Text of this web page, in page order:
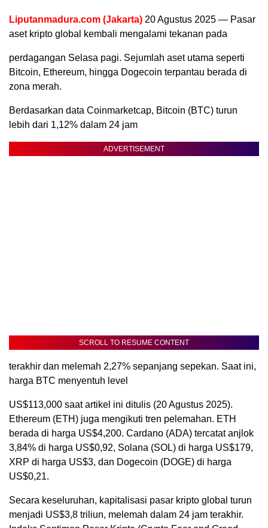
Liputanmadura.com (Jakarta) 20 Agustus 2025 — Pasar
aset kripto global kembali mengalami tekanan pada
perdagangan Selasa pagi. Sejumlah aset utama seperti
Bitcoin, Ethereum, hingga Dogecoin terpantau berada di
zona merah.
Berdasarkan data Coinmarketcap, Bitcoin (BTC) turun
lebih dari 1,12% dalam 24 jam
ADVERTISEMENT
SCROLL TO RESUME CONTENT
terakhir dan melemah 2,27% sepanjang sepekan. Saat ini,
harga BTC menyentuh level
US$113,000 saat artikel ini ditulis (20 Agustus 2025).
Ethereum (ETH) juga mengikuti tren pelemahan. ETH
berada di harga US$4,200. Cardano (ADA) tercatat anjlok
3,84% di harga US$0,92, Solana (SOL) di harga US$179,
XRP di harga US$3, dan Dogecoin (DOGE) di harga
US$0,21.
Secara keseluruhan, kapitalisasi pasar kripto global turun
menjadi US$3,8 triliun, melemah dalam 24 jam terakhir.